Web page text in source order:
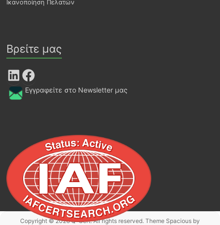
Ικανοποίηση Πελατών
Βρείτε μας
LinkedIn Facebook
Εγγραφείτε στο Newsletter μας
Copyright © 2026Q-Cert. All rights reserved. Theme Spaciousby